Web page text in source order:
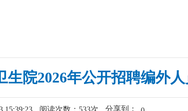
院2026年公开招聘编外
分享到：